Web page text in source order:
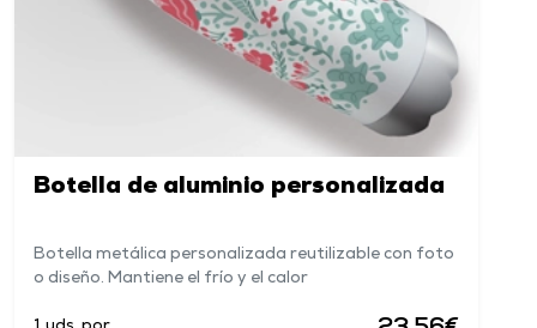
Botella de aluminio personalizada
Botella metálica personalizada reutilizable con foto
o diseño. Mantiene el frío y el calor